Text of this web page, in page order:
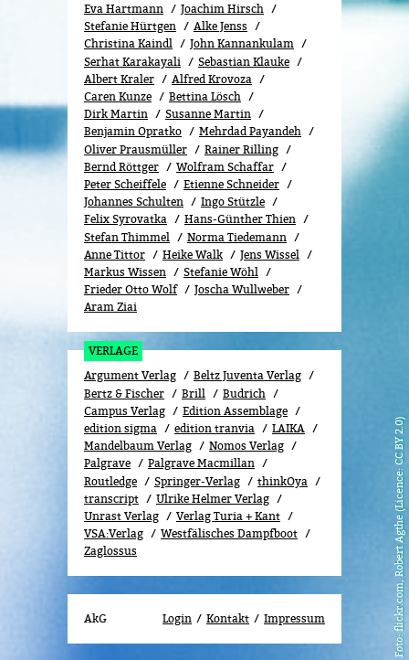
Eva Hartmann
Joachim Hirsch
Stefanie Hürtgen
Alke Jenss
Christina Kaindl
John Kannankulam
Serhat Karakayali
Sebastian Klauke
Albert Kraler
Alfred Krovoza
Caren Kunze
Bettina Lösch
Dirk Martin
Susanne Martin
Benjamin Opratko
Mehrdad Payandeh
Oliver Prausmüller
Rainer Rilling
Bernd Röttger
Wolfram Schaffar
Peter Scheiffele
Etienne Schneider
Johannes Schulten
Ingo Stützle
Felix Syrovatka
Hans-Günther Thien
Stefan Thimmel
Norma Tiedemann
Anne Tittor
Heike Walk
Jens Wissel
Markus Wissen
Stefanie Wöhl
Frieder Otto Wolf
Joscha Wullweber
Aram Ziai
VERLAGE
Argument Verlag
Beltz Juventa Verlag
Bertz & Fischer
Brill
Budrich
Campus Verlag
Edition Assemblage
edition sigma
edition tranvia
LAIKA
Mandelbaum Verlag
Nomos Verlag
Palgrave
Palgrave Macmillan
Routledge
Springer-Verlag
thinkOya
transcript
Ulrike Helmer Verlag
Unrast Verlag
Verlag Turia + Kant
VSA:Verlag
Westfälisches Dampfboot
Zaglossus
Foto:
flickr.com, Robert Agthe (Licence: CC BY 2.0)
AkG Login Kontakt Impressum